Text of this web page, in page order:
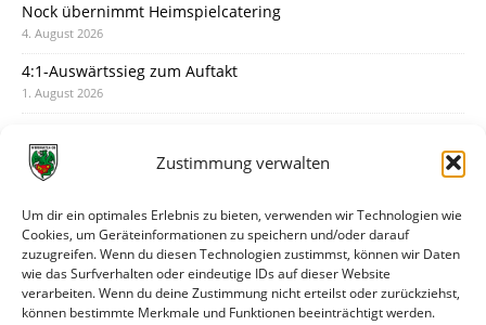
Zustimmung verwalten
Um dir ein optimales Erlebnis zu bieten, verwenden wir Technologien wie
Cookies, um Geräteinformationen zu speichern und/oder darauf
zuzugreifen. Wenn du diesen Technologien zustimmst, können wir Daten
wie das Surfverhalten oder eindeutige IDs auf dieser Website
verarbeiten. Wenn du deine Zustimmung nicht erteilst oder zurückziehst,
können bestimmte Merkmale und Funktionen beeinträchtigt werden.
Nock übernimmt Heimspielcatering
4. August 2026
4:1-Auswärtssieg zum Auftakt
1. August 2026
31. Juli 2026
30. Juli 2026
Deine Spielminute: 89+1
28. Juli 2026
Neuer Rückensponsor